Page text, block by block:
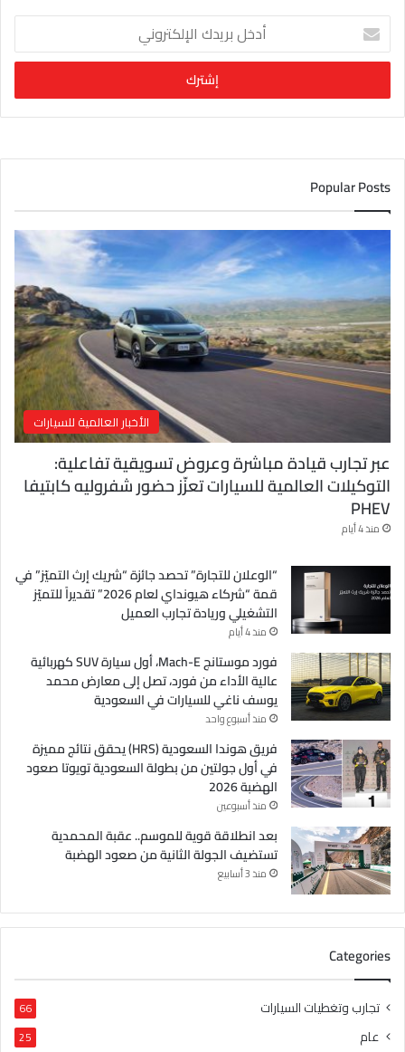
خ
ب
ر
د
ا
ل
إ
ل
ك
ت
ر
و
ن
ي
Popular Posts
الأخبار العالمية للسيارات
عبر تجارب قيادة مباشرة وعروض تسويقية تفاعلية:
التوكيلات العالمية للسيارات تعزّز حضور شفروليه كابتيفا
PHEV
منذ 4 أيام
“الوعلان للتجارة” تحصد جائزة “شريك إرث التميّز” في
قمة “شركاء هيونداي لعام 2026” تقديراً للتميّز
التشغيلي وريادة تجارب العميل
منذ 4 أيام
فورد موستانج Mach-E، أول سيارة SUV كهربائية
عالية الأداء من فورد، تصل إلى معارض محمد
يوسف ناغي للسيارات في السعودية
منذ أسبوع واحد
فريق هوندا السعودية (HRS) يحقق نتائج مميزة
في أول جولتين من بطولة السعودية تويوتا صعود
الهضبة 2026
منذ أسبوعين
بعد انطلاقة قوية للموسم.. عقبة المحمدية
تستضيف الجولة الثانية من صعود الهضبة
منذ 3 أسابيع
Categories
تجارب وتغطيات السيارات 66
عام 25